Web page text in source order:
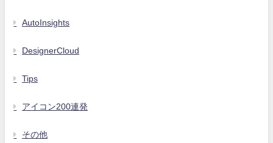
AutoInsights
DesignerCloud
Tips
アイコン200連発
その他